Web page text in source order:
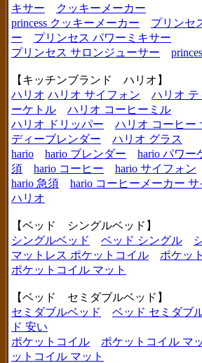
キサー
クッキーメーカー
princess クッキーメーカー
プリンセ
ー
プリンセス パワーミキサー
プリンセス サロンジューサー
【キッチンブランド ハリオ】
ハリオ ハリオ サイフォン ハリオ テ
ーケトル
ハリオ コーヒーミル
ハリオ ドリッパー
ハリオ コーヒー
ディーブレンダー
ハリオ グラス
hario
hario ブレンダー hario パワー
須
hario コーヒー
hario サイフォン
hario 急須
hario コーヒーメーカー
ハリオ
【ベッド シングルベッド】
シングルベッド
ベッド シングル
マットレス ポケットコイル
ポケッ
ポケットコイル マット
【ベッド セミダブルベッド】
セミダブルベッド
ベッド セミダブ
ド 安い
ポケットコイル
ポケットコイル マ
ットコイル マット